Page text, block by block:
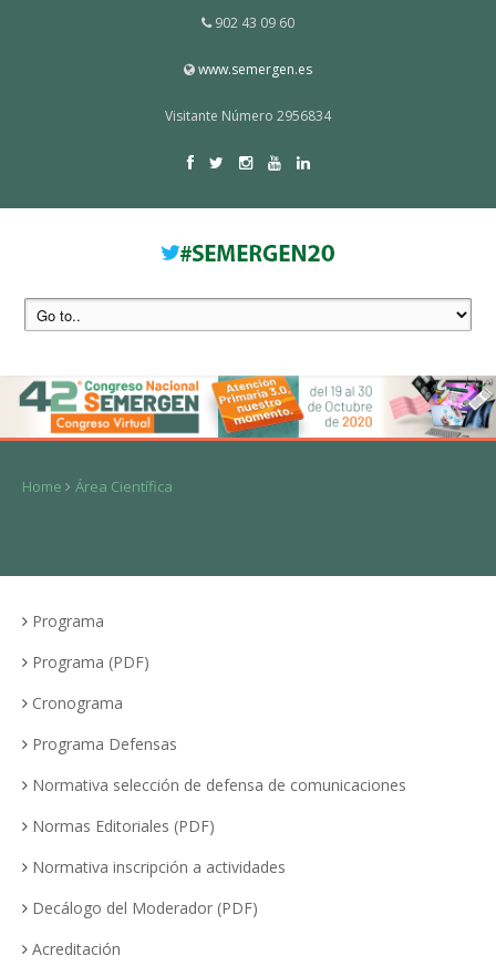
902 43 09 60
www.semergen.es
Visitante Número 2956834
Home Área Científica
Programa
Programa (PDF)
Cronograma
Programa Defensas
Normativa selección de defensa de comunicaciones
Normas Editoriales (PDF)
Normativa inscripción a actividades
Decálogo del Moderador (PDF)
Acreditación